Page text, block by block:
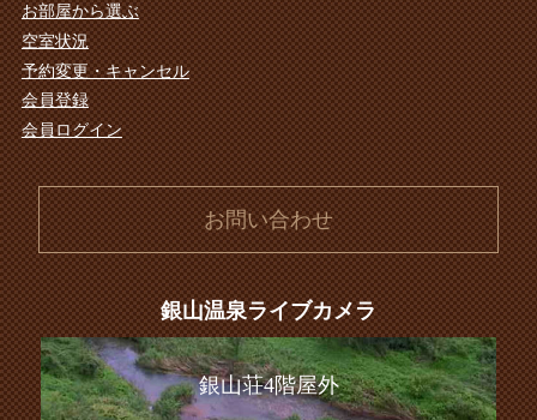
お部屋から選ぶ
空室状況
予約変更・キャンセル
会員登録
会員ログイン
お問い合わせ
銀山温泉ライブカメラ
銀山荘4階屋外